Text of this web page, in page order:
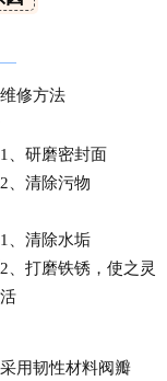
维修方法
1、研磨密封面
2、清除污物
1、清除水垢
2、打磨铁锈，使之灵
活
采用韧性材料阀瓣